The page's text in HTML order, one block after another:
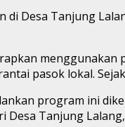
di Desa Tanjung
pasok lokal.
program ini
Desa Tanjung